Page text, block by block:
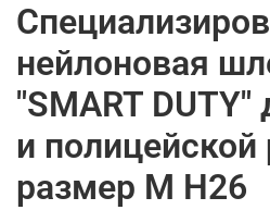
нейлоновая
"SMART
и
размер M H26